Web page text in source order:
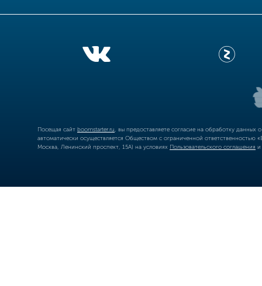
Посещая сайт boomstarter.ru , вы предоставляете согласие на обработку
автоматически осуществляется Обществом с ограниченной
Москва, Ленинский проспект, 15А) на условиях Пользовательского соглашения и